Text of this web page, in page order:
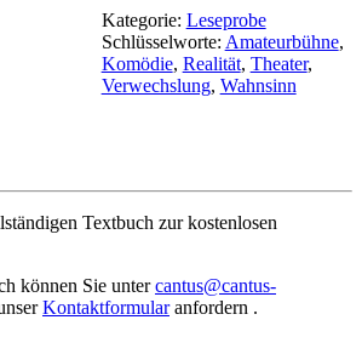
Kategorie: Leseprobe
Schlüsselworte: Amateurbühne,
Komödie, Realität, Theater,
Verwechslung, Wahnsinn
Textbuch zur kostenlosen
können Sie untercantus@cantus-
Kontaktformularanfordern .